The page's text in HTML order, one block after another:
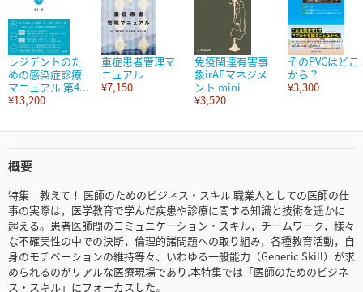
レジデントのた
めの感染症診療
マニュアル 第4...
¥13,200
重症患者管理マ
ニュアル
¥7,150
免疫関連有害事
象irAEマネジメ
ント mini
¥3,520
そのPVCはどこ
から？
¥3,300
概要
特集 教えて！ 医師のためのビジネス・スキル 職業人としての医師の仕
事の実際は，医学教育で学んだ疾患や診療に関する知識と技術を遥かに
超える。患者医師間のコミュニケーション・スキル，チームワーク，様々
な不確実性の中での決断，倫理的諸問題への取り組み，各種教育活動，自
身のモチベーションの維持等々、いわゆる一般能力（Generic Skill）が求
められるのがリアルな医療現場であり,本特集では「医師のためのビジネ
ス・スキル」にフォーカスした。